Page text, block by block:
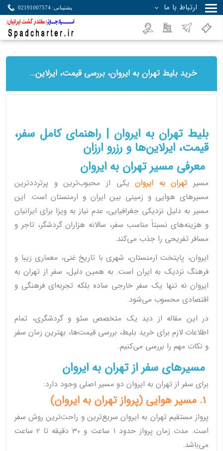
ارتباط با ما پشتیبانی: 02191007574
خرید بلیط تهران به ایروان، بررسی قیمت، ایرلاین‌ها، بهترین زمان سفر، مسیرها و نکات مهم سفر + راهنمای کامل رزرو از اسپادچارتر
بلیط تهران به ایروان | راهنمای کامل سفر،
قیمت، ایرلاین‌ها و رزرو ارزان
معرفی مسیر تهران به ایروان
مسیر تهران به ایروانیکی از محبوب‌ترین و پرترددترین
مسیرهای هوایی و زمینی بین ایران و ارمنستان است. این
مسیر به دلیل نزدیکی جغرافیایی، عدم نیاز به ویزا برای ایرانیان
و هزینه‌های نسبتاً مناسب سفر، سالانه هزاران گردشگر، تاجر و
مسافر تفریحی را جذب می‌کند.
ایروان، پایتخت ارمنستان، شهری با تاریخ غنی، معماری زیبا و
فرهنگ نزدیک به ایران است. به همین دلیل، سفر از تهران به
ایروان نه تنها یک سفر خارجی ساده بلکه تجربه‌ای فرهنگی و
اقتصادی محسوب می‌شود.
در این مقاله از دید یک متخصص سئو و گردشگری، تمام
اطلاعات لازم برای خرید بلیط، بررسی قیمت‌ها، بهترین زمان سفر
و نکات مهم را بررسی می‌کنیم.
مسیرهای سفر از تهران به ایروان
برای سفر از تهران به ایروان دو مسیر اصلی وجود دارد:
پرواز مستقیم تهران به ایروان سریع‌ترین و راحت‌ترین روش سفر
است. مدت زمان پرواز حدود 1 ساعت و 30 دقیقه تا 2 ساعت
می‌باشد.